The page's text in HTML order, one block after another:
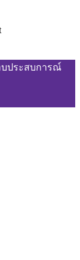
บประสบการณ์